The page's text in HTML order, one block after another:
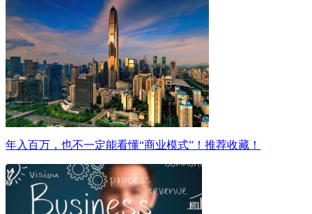
年入百万，也不一定能看懂“商业模式”！推荐收藏！